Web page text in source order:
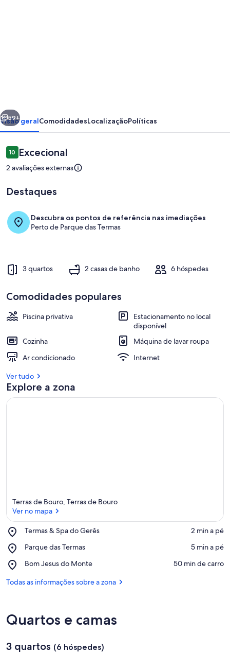
Riverside
&
Rooftop
Pool
Interior
Seguinte
59+
Visão geralComodidadesLocalizaçãoPolíticas
Avaliações
1010 em 10
Excecional
2 avaliações externas
Destaques
Descubra os pontos de referência nas imediações
Perto de Parque das Termas
3 quartos 2 casas de banho 6 hóspedes
Comodidades populares
Piscina privativa
Estacionamento no local
disponível
Cozinha
Máquina de lavar roupa
Ar condicionado
Internet
Ver tudo
Explore a zona
Terras de Bouro, Terras de Bouro
Ver no mapa
Termas & Spa do Gerês
Place,
&
do
‪2 min a pé‬
Parque das Termas
Place,
das
‪5 min a pé‬
Bom Jesus do Monte
Place,
Jesus
‪50 min de carro‬
Todas as informações sobre a zona
Quartos e camas
3 quartos (6 hóspedes)